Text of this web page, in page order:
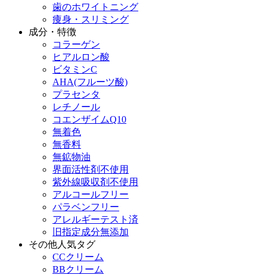
歯のホワイトニング
痩身・スリミング
成分・特徴
コラーゲン
ヒアルロン酸
ビタミンC
AHA(フルーツ酸)
プラセンタ
レチノール
コエンザイムQ10
無着色
無香料
無鉱物油
界面活性剤不使用
紫外線吸収剤不使用
アルコールフリー
パラベンフリー
アレルギーテスト済
旧指定成分無添加
その他人気タグ
CCクリーム
BBクリーム